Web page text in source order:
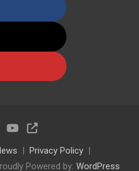
Privacy Policy
Powered by: WordPress